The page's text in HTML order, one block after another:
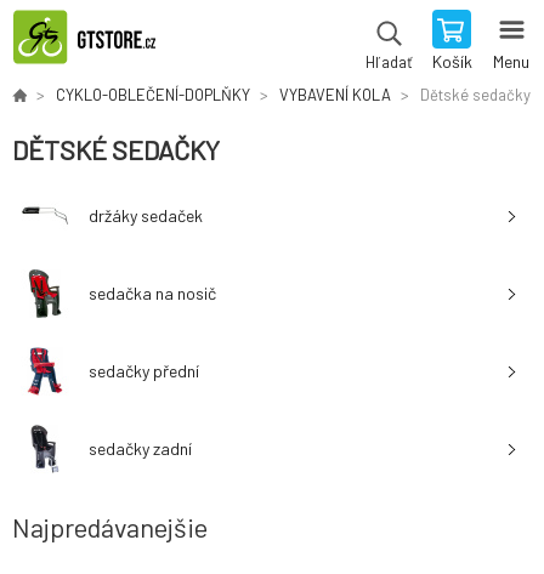
Hľadať Košík Menu
CYKLO-OBLEČENÍ-DOPLŇKY VYBAVENÍ KOLA Dětské sedačky
DĚTSKÉ SEDAČKY
držáky sedaček
sedačka na nosič
sedačky přední
sedačky zadní
Najpredávanejšie